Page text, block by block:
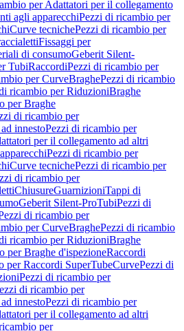
per Adattatori per il collegamento
agli apparecchiPezzi di ricambio per
Curve tecnichePezzi di ricambio per
Fissaggi per
di consumoGeberit Silent-
TubiRaccordiPezzi di ricambio per
per CurveBraghePezzi di ricambio
ricambio per RiduzioniBraghe
per Braghe
di ricambio per
innestoPezzi di ricambio per
per il collegamento ad altri
Pezzi di ricambio per
Curve tecnichePezzi di ricambio per
di ricambio per
ChiusureGuarnizioniTappi di
Geberit Silent-ProTubiPezzi di
di ricambio per
per CurveBraghePezzi di ricambio
ricambio per RiduzioniBraghe
per Braghe d'ispezioneRaccordi
per Raccordi SuperTubeCurvePezzi di
Pezzi di ricambio per
di ricambio per
innestoPezzi di ricambio per
per il collegamento ad altri
per